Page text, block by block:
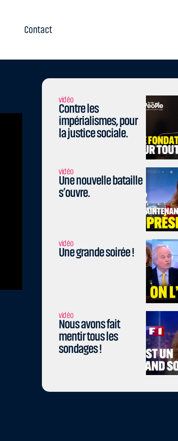
Contact
vidéo
Contre les
impérialismes, pour
la justice sociale.
vidéo
Une nouvelle bataille
s’ouvre.
vidéo
Une grande soirée !
vidéo
Nous avons fait
mentir tous les
sondages !